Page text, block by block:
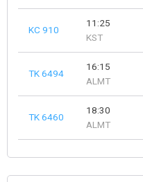
KC 910
11:25
KST
TK 6494
16:15
ALMT
TK 6460
18:30
ALMT